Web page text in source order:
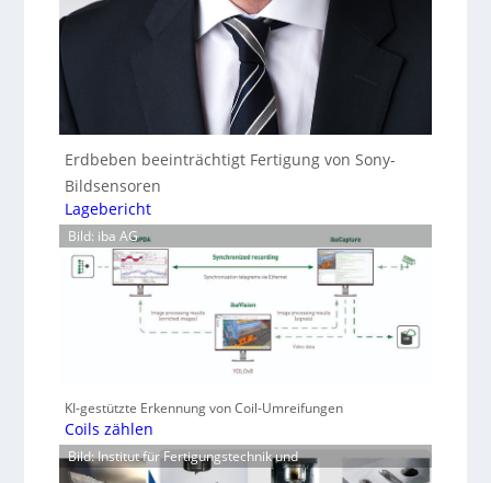
Erdbeben beeinträchtigt Fertigung von Sony-
Bildsensoren
Lagebericht
Bild: iba AG
KI-gestützte Erkennung von Coil-Umreifungen
Coils zählen
Bild: Institut für Fertigungstechnik und